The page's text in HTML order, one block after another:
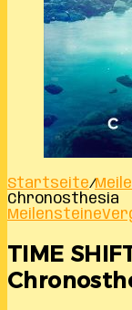
Startseite/
Chronosthesia
Meilensteine
TIME